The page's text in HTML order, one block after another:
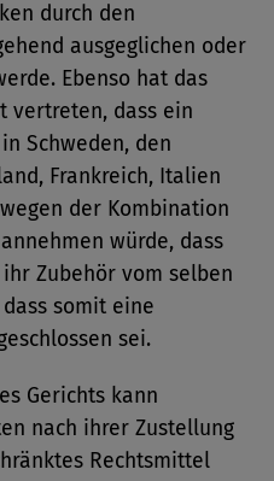
durch den
ausgeglichen oder
Ebenso hat das
vertreten, dass ein
Schweden, den
Frankreich, Italien
der Kombination
würde, dass
Zubehör vom selben
somit eine
sei.
Gerichts kann
nach ihrer Zustellung
Rechtsmittel